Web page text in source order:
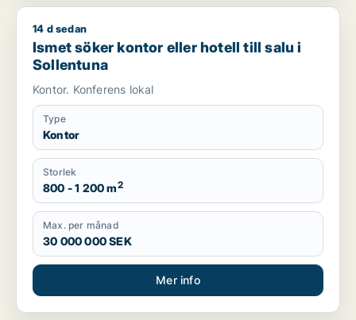
Ismet söker kontor eller hotell till salu i Sollentuna
14 d sedan
Ismet söker kontor eller hotell till salu i
Sollentuna
Kontor. Konferens lokal
Type
Kontor
Storlek
800 - 1 200 m2
Max. per månad
30 000 000 SEK
Mer info